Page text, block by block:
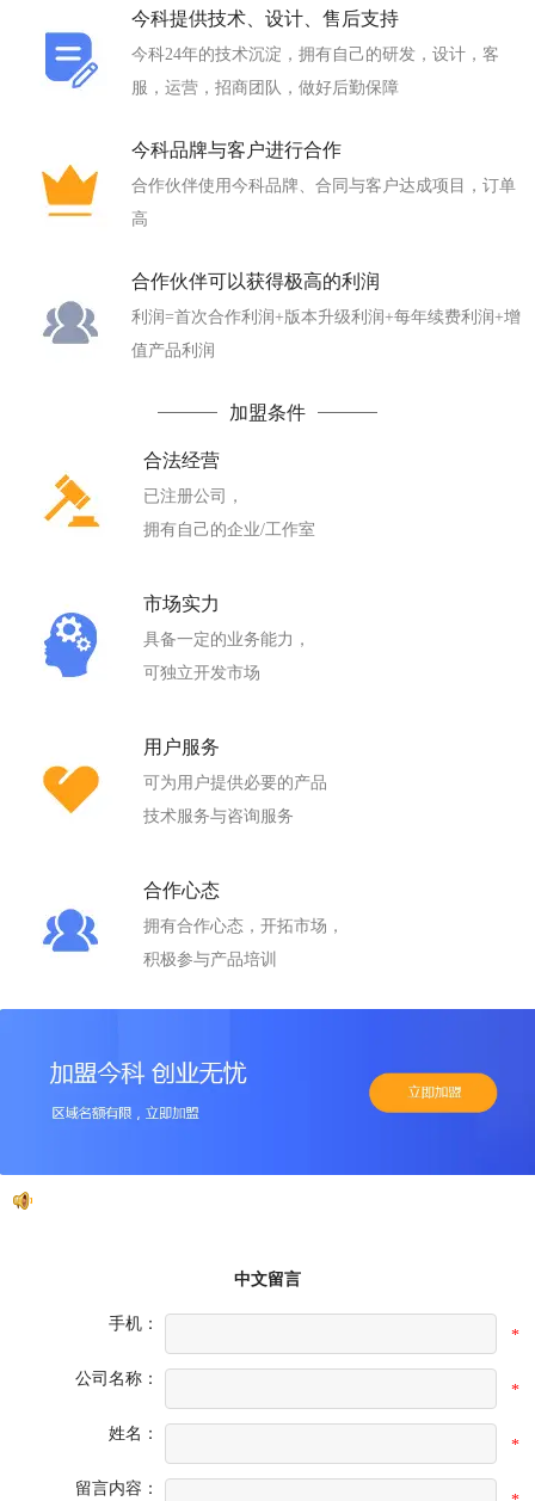
今科提供技术、设计、售后支持
今科24年的技术沉淀，拥有自己的研发，设计，客
服，运营，招商团队，做好后勤保障
今科品牌与客户进行合作
合作伙伴使用今科品牌、合同与客户达成项目，订单
高
合作伙伴可以获得极高的利润
利润=首次合作利润+版本升级利润+每年续费利润+增
值产品利润
加盟条件
合法经营
已注册公司，
拥有自己的企业/工作室
市场实力
具备一定的业务能力，
可独立开发市场
用户服务
可为用户提供必要的产品
技术服务与咨询服务
合作心态
拥有合作心态，开拓市场，
积极参与产品培训
中文留言
手机：
*
公司名称：
*
姓名：
*
留言内容：